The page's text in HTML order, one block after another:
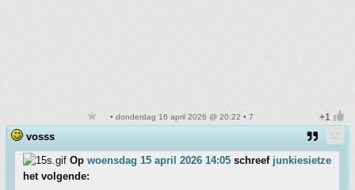
• donderdag 16 april 2026 @ 20:22 • 7
vosss
Op woensdag 15 april 2026 14:05 schreef junkiesietze
het volgende: